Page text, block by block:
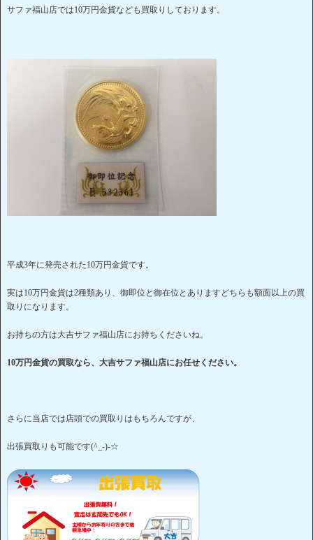
サファ福山店では10万円金貨なども買取りしております。
平成3年に発売された10万円金貨です。
実は10万円金貨は2種類あり、御即位と御在位とありますどちらも額面以上の買
取りになります。
お持ちの方は大吉サファ福山店にお持ちくださいね。
10万円金貨の買取なら、大吉サファ福山店にお任せください。
さらに当店では店頭での買取りはもちろんですが、
出張買取りも可能です(^_-)-☆